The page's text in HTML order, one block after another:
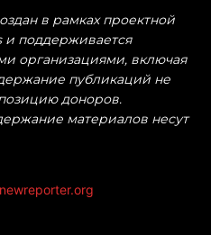
в рамках проектной
и поддерживается
организациями, включая
публикаций не
доноров.
материалов несут